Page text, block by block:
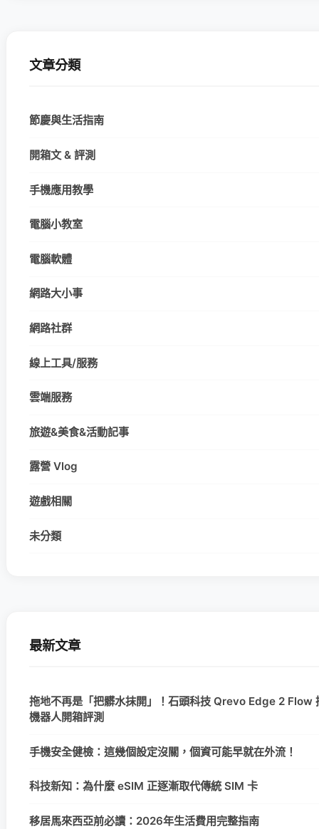
文章分類
節慶與生活指南
開箱文 & 評測
手機應用教學
電腦小教室
電腦軟體
網路大小事
網路社群
線上工具/服務
雲端服務
旅遊&美食&活動記事
露營 Vlog
遊戲相關
未分類
最新文章
拖地不再是「把髒水抹開」！石頭科技 Qrevo Edge 2 Flow
機器人開箱評測
手機安全健檢：這幾個設定沒關，個資可能早就在外流！
科技新知：為什麼 eSIM 正逐漸取代傳統 SIM 卡
移居馬來西亞前必讀：2026年生活費用完整指南